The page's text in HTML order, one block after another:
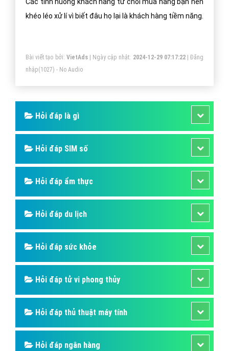
khéo léo xử lí vì biết đâu họ lại là khách hàng tiềm năng.
Bài viết tạo bởi: VietAds| Ngày cập nhật: 2024-12-29 07:17:22|Đăng
nhập(1027) - No Audio
Hỏi đáp là gì
Hỏi đáp SIM số
Hỏi đáp ẩm thực
Hỏi đáp du lịch
Hỏi đáp sức khỏe
Hỏi đáp tử vi phong thủy
Hỏi đáp thủ thuật máy tính
Hỏi đáp ngân hàng